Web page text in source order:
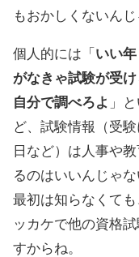
もおかしくないん
個人的には「 いい
がなきゃ試験が受
自分で調べろよ 」
ど、試験情報（受
日など）は人事や
るのはいいんじゃな
最初は知らなくて
ッカケで他の資格
すからね。